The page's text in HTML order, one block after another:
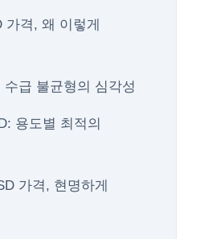
가격, 왜 이렇게
수급 불균형의 심각성
용도별 최적의
가격, 현명하게